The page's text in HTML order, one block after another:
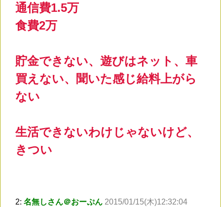
通信費1.5万
食費2万
貯金できない、遊びはネット、車
買えない、聞いた感じ給料上がら
ない
生活できないわけじゃないけど、
きつい
2: 名無しさん＠おーぷん 2015/01/15(木)12:32:04